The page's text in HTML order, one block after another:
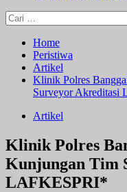
Cari
untuk:
Home
Peristiwa
Artikel
Klinik Polres
Surveyor Akreditasi
Artikel
Klinik Polres
Kunjungan Tim
LAFKESPRI*